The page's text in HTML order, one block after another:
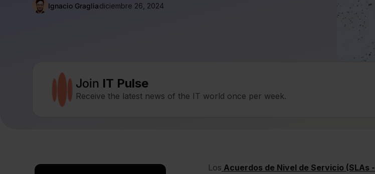
Ignacio Gragliadiciembre 26, 2024
Join IT Pulse
Receive the latest news of the IT world once per week.
Los Acuerdos de Nivel de Servicio (SLAs -